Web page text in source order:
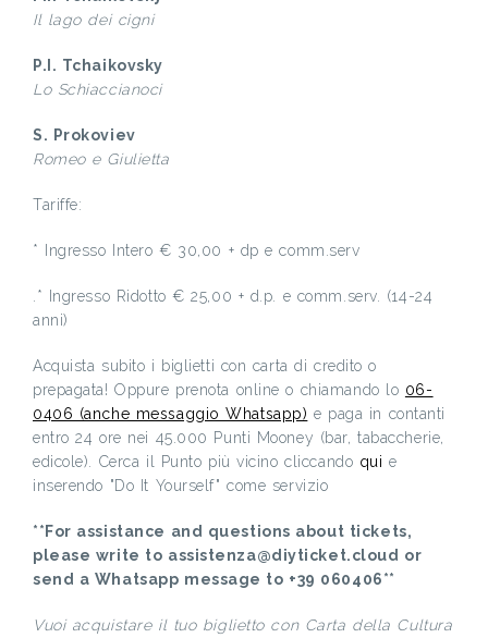
Il lago dei cigni
P.I. Tchaikovsky
Lo Schiaccianoci
S. Prokoviev
Romeo e Giulietta
Tariffe:
* Ingresso Intero € 30,00 + dp e comm.serv
.* Ingresso Ridotto € 25,00 + d.p. e comm.serv. (14-24
anni)
Acquista subito i biglietti con carta di credito o
prepagata! Oppure prenota online o chiamando lo 06-
0406 (anche messaggio Whatsapp) e paga in contanti
entro 24 ore nei 45.000 Punti Mooney (bar, tabaccherie,
edicole). Cerca il Punto più vicino cliccando qui e
inserendo "Do It Yourself" come servizio
**For assistance and questions about tickets,
please write to assistenza@diyticket.cloud or
send a Whatsapp message to +39 060406**
Vuoi acquistare il tuo biglietto con Carta della Cultura